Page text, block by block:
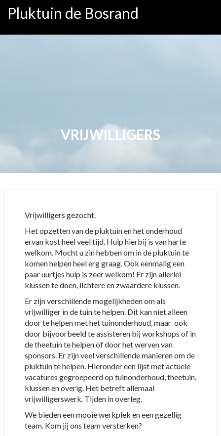
naar
inhoud
Pluktuin de Bosrand
VRIJWILLIGERS
Vrijwilligers gezocht.
Het opzetten van de pluktuin en het onderhoud
ervan kost heel veel tijd. Hulp hierbij is van harte
welkom. Mocht u zin hebben om in de pluktuin te
komen helpen heel erg graag. Ook eenmalig een
paar uurtjes hulp is zeer welkom! Er zijn allerlei
klussen te doen, lichtere en zwaardere klussen.
Er zijn verschillende mogelijkheden om als
vrijwilliger in de tuin te helpen. Dit kan niet alleen
door te helpen met het tuinonderhoud, maar ook
door bijvoorbeeld te assisteren bij workshops of in
de theetuin te helpen of door het werven van
sponsors. Er zijn veel verschillende manieren om de
pluktuin te helpen. Hieronder een lijst met actuele
vacatures gegroepeerd op tuinonderhoud, theetuin,
klussen en overig. Het betreft allemaal
vrijwilligerswerk. Tijden in overleg.
We bieden een mooie werkplek en een gezellig
team. Kom jij ons team versterken?